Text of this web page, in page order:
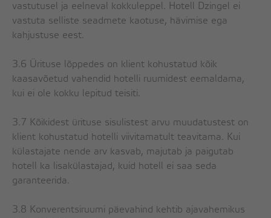
vastutusel ja eelneval kokkuleppel. Hotell Dzingel ei
vastuta selliste seadmete kaotuse, hävimise ega
kahjustuse eest.
3.6 Ürituse lõppedes on klient kohustatud kõik
kaasavõetud vahendid hotelli ruumidest eemaldama,
kui ei ole kokku lepitud teisiti.
3.7 Kõikidest ürituse sisulistest arvu muudatustest on
klient kohustatud hotelli viivitamatult teavitama. Kui
külastajate nende arv kasvab, majutab ja paigutab
hotell ka lisakülastajad, kuid hotell ei saa seda
garanteerida.
3.8 Konverentsiruumi päevahind kehtib ajavahemikus